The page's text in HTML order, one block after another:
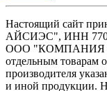
Настоящий сайт
АЙСИЭС", ИНН
ООО "КОМПАНИЯ
отдельным товарам
производителя
и иной продукции.